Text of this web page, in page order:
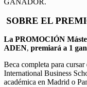
GANADOR.
SOBRE EL
La PROMOCIÓN
ADEN, premiará a 1
Beca completa para cursar
International Business
académica en Madrid o